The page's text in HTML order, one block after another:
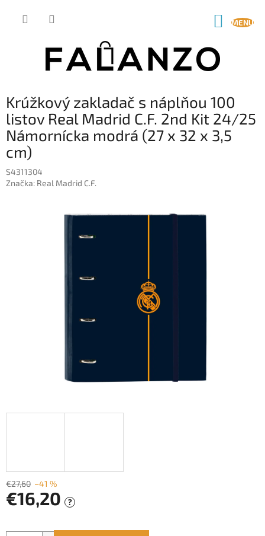
Krúžkový zakladač s náplňou 100
listov Real Madrid C.F. 2nd Kit 24/25
Námornícka modrá (27 x 32 x 3,5
cm)
S4311304
Značka: Real Madrid C.F.
€27,60 –41 %
€16,20 ?
cena: